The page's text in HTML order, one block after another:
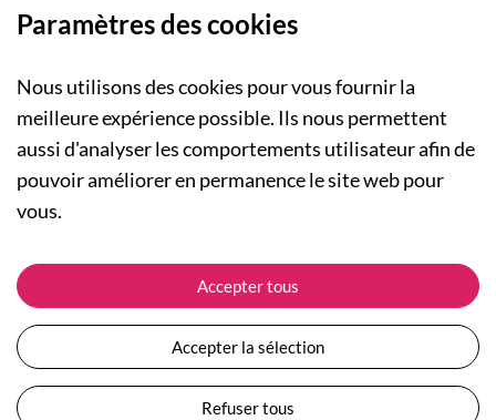
Actualités
Nos engagements
Carte cadeau
Plan du site
Devenir revendeur
Collection Homme
Collection Femme
Collection Enfants
Les Totebags
Nos différents thèmes
Suivre ma commande
Expédition et livraison
Retour et remboursement
Moyens de paiement
Paramètres des cookies
Nous utilisons des cookies pour vous fournir la
meilleure expérience possible. Ils nous permettent
aussi d'analyser les comportements utilisateur afin de
pouvoir améliorer en permanence le site web pour
vous.
Accepter tous
Accepter la sélection
Refuser tous